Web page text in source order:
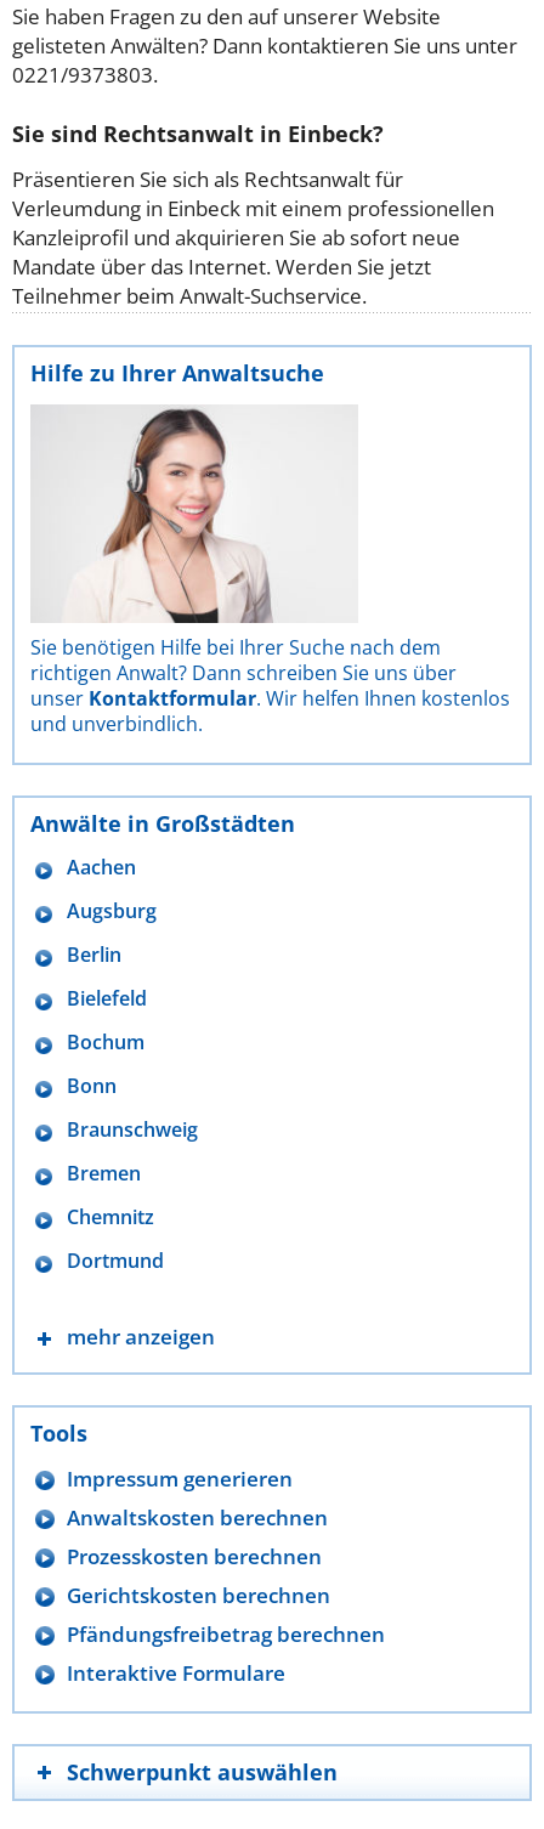
Sie haben Fragen zu den auf unserer Website
gelisteten Anwälten? Dann kontaktieren Sie uns unter
0221/9373803.
Sie sind Rechtsanwalt in Einbeck?
Präsentieren Sie sich als Rechtsanwalt für
Verleumdung in Einbeck mit einem professionellen
Kanzleiprofil und akquirieren Sie ab sofort neue
Mandate über das Internet. Werden Sie jetzt
Teilnehmer beim Anwalt-Suchservice.
Hilfe zu Ihrer Anwaltsuche
Sie benötigen Hilfe bei Ihrer Suche nach dem
richtigen Anwalt? Dann schreiben Sie uns über
unser Kontaktformular. Wir helfen Ihnen kostenlos
und unverbindlich.
Anwälte in Großstädten
Aachen
Augsburg
Berlin
Bielefeld
Bochum
Bonn
Braunschweig
Bremen
Chemnitz
Dortmund
mehr anzeigen
Tools
Impressum generieren
Anwaltskosten berechnen
Prozesskosten berechnen
Gerichtskosten berechnen
Pfändungsfreibetrag berechnen
Interaktive Formulare
Schwerpunkt auswählen